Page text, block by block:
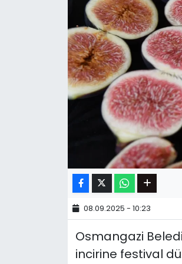
08.09.2025 - 10:23
Osmangazi
incirine festival